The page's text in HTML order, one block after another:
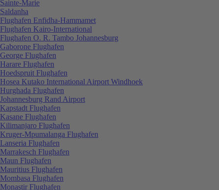
Sainte-Marie
Saldanha
Flughafen Enfidha-Hammamet
Flughafen Kairo-International
Flughafen O. R. Tambo Johannesburg
Gaborone Flughafen
George Flughafen
Harare Flughafen
Hoedspruit Flughafen
Hosea Kutako International Airport Windhoek
Hurghada Flughafen
Johannesburg Rand Airport
Kapstadt Flughafen
Kasane Flughafen
Kilimanjaro Flughafen
Kruger-Mpumalanga Flughafen
Lanseria Flughafen
Marrakesch Flughafen
Maun Flughafen
Mauritius Flughafen
Mombasa Flughafen
Monastir Flughafen